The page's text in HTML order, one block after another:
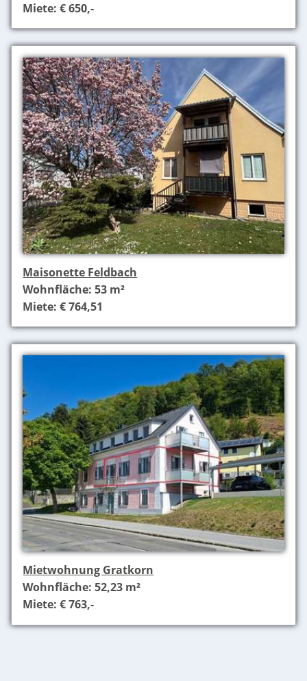
Miete: € 650,-
Maisonette Feldbach
Wohnfläche: 53 m²
Miete: € 764,51
Mietwohnung Gratkorn
Wohnfläche: 52,23 m²
Miete: € 763,-